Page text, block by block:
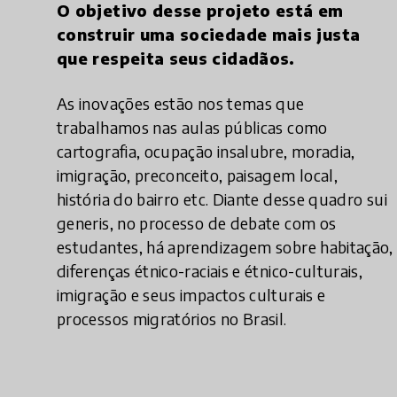
O objetivo desse projeto está em
construir uma sociedade mais justa
que respeita seus cidadãos.
As inovações estão nos temas que
trabalhamos nas aulas públicas como
cartografia, ocupação insalubre, moradia,
imigração, preconceito, paisagem local,
história do bairro etc. Diante desse quadro sui
generis, no processo de debate com os
estudantes, há aprendizagem sobre habitação,
diferenças étnico-raciais e étnico-culturais,
imigração e seus impactos culturais e
processos migratórios no Brasil.